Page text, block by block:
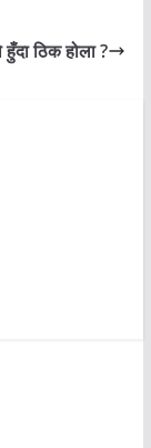
ठिक होला ?